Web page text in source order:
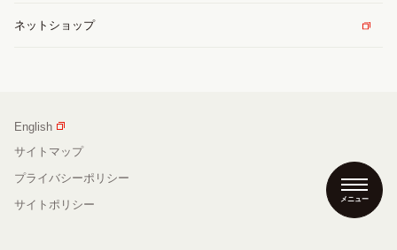
メニュー
ネットショップ
English
サイトマップ
プライバシーポリシー
サイトポリシー